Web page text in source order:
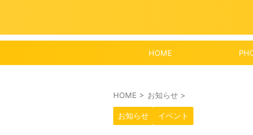
HOME
HOME > お知らせ >
お知らせ イベント